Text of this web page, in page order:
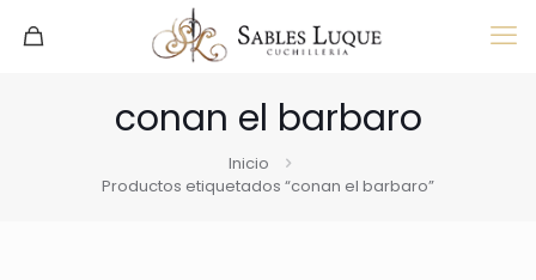
conan el barbaro
Inicio
Productos etiquetados “conan el barbaro”